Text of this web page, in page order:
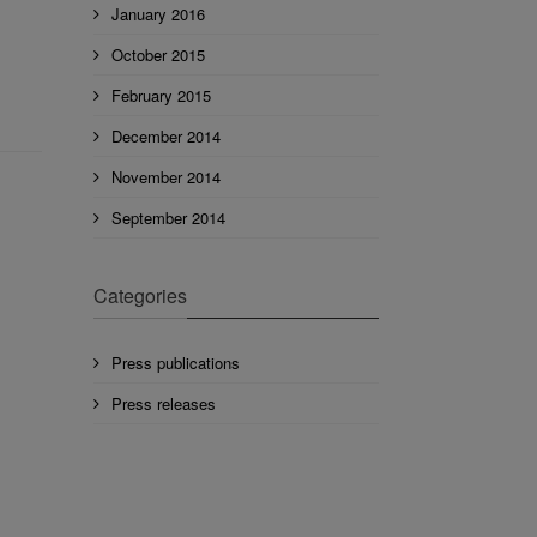
January 2016
October 2015
February 2015
December 2014
November 2014
September 2014
Categories
Press publications
Press releases